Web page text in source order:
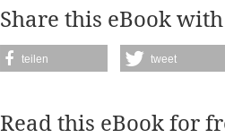
Share this eBook
teilen tweet
Read this eBook for